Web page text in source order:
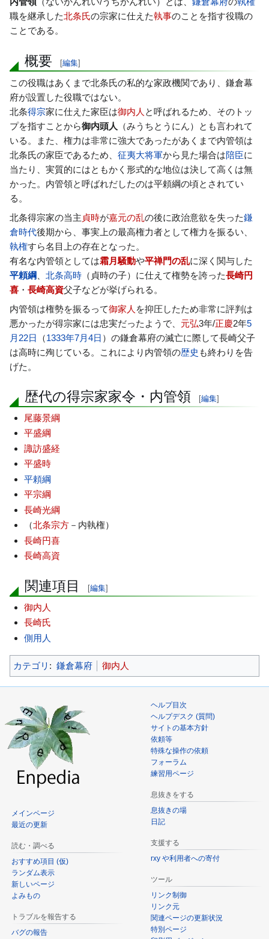
シ
移
動
動
職を継承した北条氏の宗家に仕えた執事のことを指す役職の
ことである。
概要 [編集]
この役職はあくまで北条氏の私的な家政機関であり、鎌倉幕
府が設置した役職ではない。
北条得宗家に仕えた家臣は御内人 と呼ばれるため、そのトッ
プを指すことから御内頭人 （みうちとうにん）とも言われて
いる。また、権力は非常に強大であったがあくまで内管領は
北条氏の家臣であるため、 征夷大将軍から見た場合は陪臣に
当たり、実質的にはともかく形式的な地位は決して高くは無
かった。内管領と呼ばれだしたのは平頼綱の頃とされてい
る。
北条得宗家の当主 貞時が嘉元の乱の後に政治意欲を失った鎌
倉時代後期から、事実上の最高権力者として権力を振るい、
執権すら名目上の存在となった。
有名な内管領としては霜月騒動や平禅門の乱に深く関与した
平頼綱
北条高時 （貞時の子）に仕えて権勢を誇った長崎円
喜 ・ 長崎高資父子などが挙げられる。
内管領は権勢を振るって御家人 を抑圧したため非常に評判は
悪かったが得宗家には忠実だったようで、 元弘3年/正慶2年5
月22日
（1333年7月4日 ）の鎌倉幕府の滅亡に際して長崎父子
は高時に殉じている。これにより内管領の歴史 も終わりを告
げた。
歴代の得宗家家令・内管領 [編集]
尾藤景綱
平盛綱
諏訪盛経
平盛時
平頼綱
平宗綱
長崎光綱
（北条宗方 －内執権）
長崎円喜
長崎高資
関連項目 [編集]
御内人
長崎氏
側用人
カテゴリ : 鎌倉幕府 御内人
メインページ
最近の更新
読む・調べる
おすすめ項目 (仮)
ランダム表示
新しいページ
よみもの
トラブルを報告する
バグの報告
ヘルプ目次
ヘルプデスク (質問)
サイトの基本方針
依頼等
特殊な操作の依頼
フォーラム
練習用ページ
息抜きをする
息抜きの場
日記
支援する
rxy や利用者への寄付
ツール
リンク制御
リンク元
関連ページの更新状況
特別ページ